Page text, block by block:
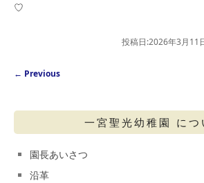
♡
投稿日:2026年3月11
Post navigation
← Previous
一宮聖光幼稚園 につ
園長あいさつ
沿革